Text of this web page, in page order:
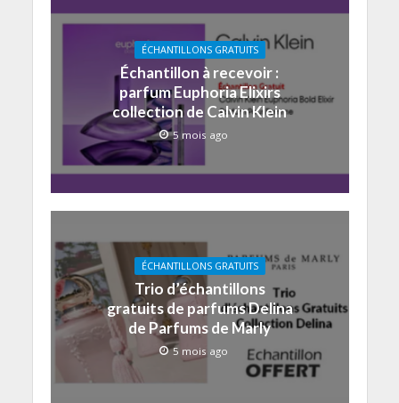
ÉCHANTILLONS GRATUITS
Échantillon à recevoir :
parfum Euphoria Elixirs
collection de Calvin Klein
5 mois ago
ÉCHANTILLONS GRATUITS
Trio d’échantillons
gratuits de parfums Delina
de Parfums de Marly
5 mois ago